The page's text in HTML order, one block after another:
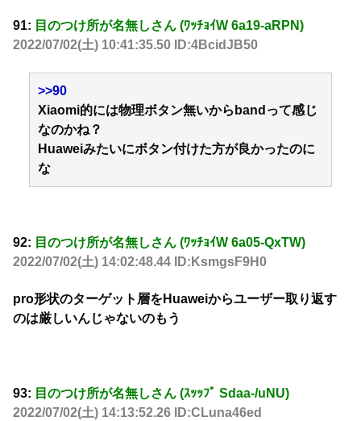
91: 目のつけ所が名無しさん (ﾜｯﾁｮｲW 6a19-aRPN)
2022/07/02(土) 10:41:35.50 ID:4BcidJB50
>>90
Xiaomi的には物理ボタン無いからbandって感じ
なのかね？
Huaweiみたいにボタン付けた方が良かったのに
な
92: 目のつけ所が名無しさん (ﾜｯﾁｮｲW 6a05-QxTW)
2022/07/02(土) 14:02:48.44 ID:KsmgsF9H0
pro形状のターゲット層をHuaweiからユーザー取り返す
のは厳しいんじゃないのもう
93: 目のつけ所が名無しさん (ｽｯｯﾌﾟ Sdaa-/uNU)
2022/07/02(土) 14:13:52.26 ID:CLuna46ed